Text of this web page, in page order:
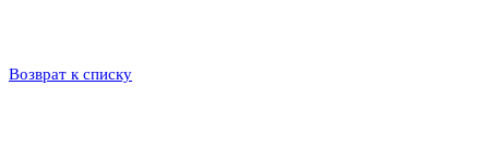
Возврат к списку